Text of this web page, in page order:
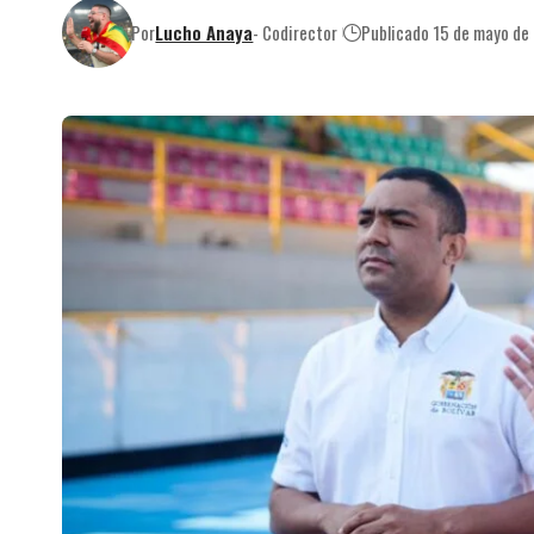
PorLucho Anaya- Codirector Publicado 15 de mayo